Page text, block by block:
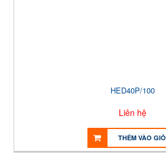
HED40P/100
Liên hệ
THÊM VÀO GIỎ